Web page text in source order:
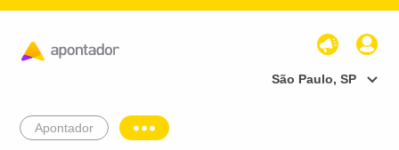
São Paulo, SP
Apontador